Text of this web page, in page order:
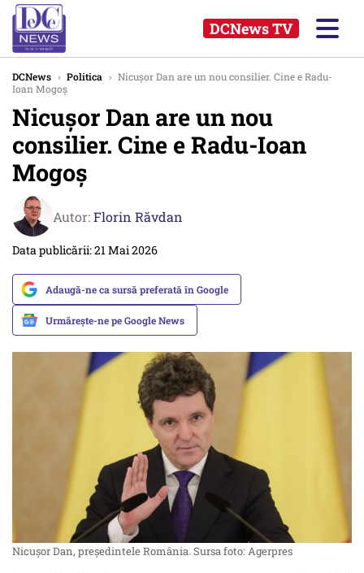
DCNews TV
DCNews › Politica › Nicuşor Dan are un nou consilier. Cine e Radu-
Ioan Mogoş
Nicuşor Dan are un nou
consilier. Cine e Radu-Ioan
Mogoş
Autor:Florin Răvdan
Data publicării: 21 Mai 2026
Adaugă-ne ca sursă preferată în Google
Urmărește-ne pe Google News
Nicușor Dan, președintele România. Sursa foto: Agerpres